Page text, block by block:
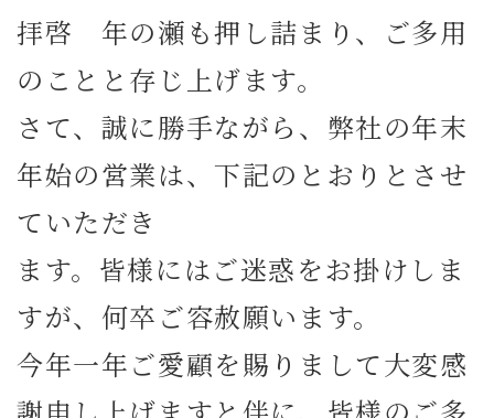
拝啓 年の瀬も押し詰まり、ご多用
のことと存じ上げます。
さて、誠に勝手ながら、弊社の年末
年始の営業は、下記のとおりとさせ
ていただき
ます。皆様にはご迷惑をお掛けしま
すが、何卒ご容赦願います。
今年一年ご愛顧を賜りまして大変感